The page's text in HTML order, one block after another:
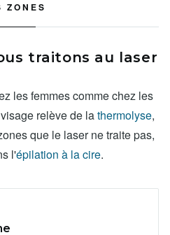
ZONES
traitons au laser
les femmes comme chez les
relève de lathermolyse,
que le laser ne traite pas,
l'épilation à la cire.